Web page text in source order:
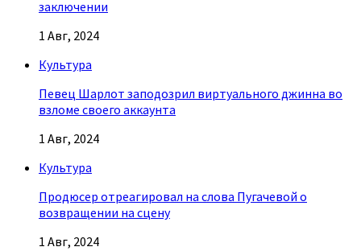
заключении
1 Авг, 2024
Культура
Певец Шарлот заподозрил виртуального джинна во
взломе своего аккаунта
1 Авг, 2024
Культура
Продюсер отреагировал на слова Пугачевой о
возвращении на сцену
1 Авг, 2024